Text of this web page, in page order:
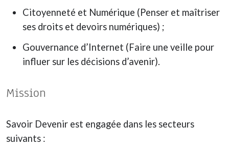
Citoyenneté et Numérique (Penser et maîtriser
ses droits et devoirs numériques) ;
Gouvernance d’Internet (Faire une veille pour
influer sur les décisions d’avenir).
Mission
Savoir Devenir est engagée dans les secteurs
suivants :